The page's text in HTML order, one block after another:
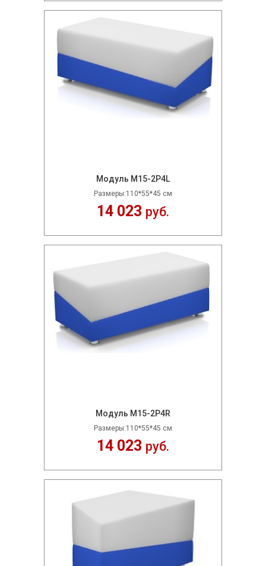
Модуль M15-2P4L
Размеры:110*55*45 см
14 023 руб.
Модуль M15-2P4R
Размеры:110*55*45 см
14 023 руб.